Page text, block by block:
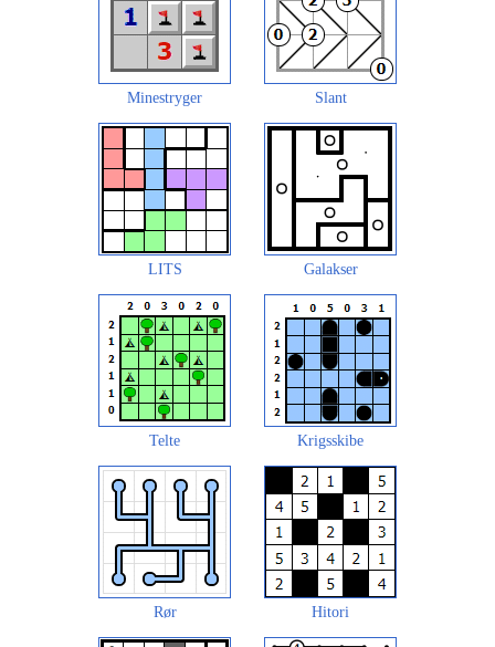
Minestryger Slant
LITS Galakser
Telte Krigsskibe
Rør Hitori